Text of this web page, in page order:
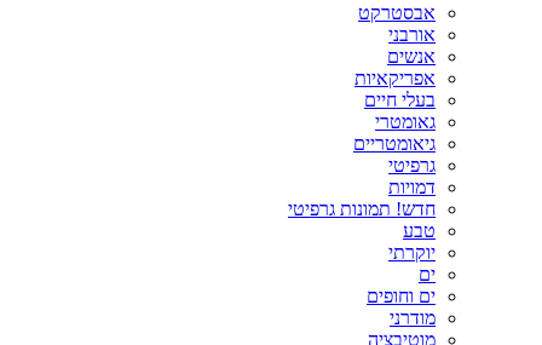
אבסטרקט
אורבני
אנשים
אפריקאיות
בעלי חיים
גאומטרי
גיאומטריים
גרפיטי
דמויות
חדש! תמונות גרפיטי
טבע
יוקרתי
ים
ים וחופים
מודרני
מוטיבציה